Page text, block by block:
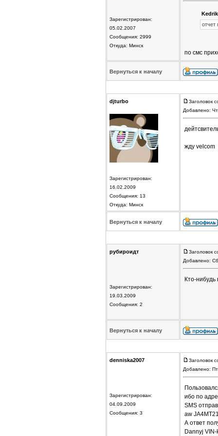
Зарегистрирован:
05.02.2007
Сообщения: 2999
Откуда: Минск
отчет
по смс
Вернуться к началу
djturbo
Зарегистрирован:
16.02.2009
Сообщения: 13
Откуда: Минск
Заголовок
Добавлено:
жду velcom
Вернуться к началу
рубироидт
Зарегистрирован:
19.03.2009
Сообщения: 2
Заголовок
Добавлено:
Кто-нибудь
Вернуться к началу
denniska2007
Зарегистрирован:
04.09.2009
Сообщения: 3
Заголовок
Добавлено:
ибо по
SMS
aw
А ответ
Dannyj